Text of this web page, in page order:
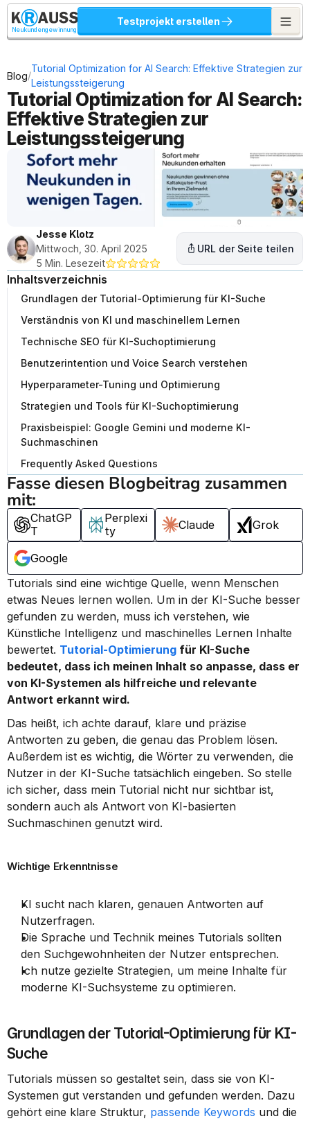
Neukundengewinnung
Testprojekt erstellen
Blog/
Tutorial Optimization for AI Search: Effektive Strategien zur
Leistungssteigerung
Tutorial Optimization for AI Search:
Effektive Strategien zur
Leistungssteigerung
Jesse Klotz
Mittwoch, 30. April 2025
5 Min. Lesezeit
URL der Seite teilen
Inhaltsverzeichnis
Grundlagen der Tutorial-Optimierung für KI-Suche
Verständnis von KI und maschinellem Lernen
Technische SEO für KI-Suchoptimierung
Benutzerintention und Voice Search verstehen
Hyperparameter-Tuning und Optimierung
Strategien und Tools für KI-Suchoptimierung
Praxisbeispiel: Google Gemini und moderne KI-
Suchmaschinen
Frequently Asked Questions
Fasse diesen Blogbeitrag zusammen
mit:
ChatGP
T
Perplexi
ty
Claude Grok
Google
Tutorials sind eine wichtige Quelle, wenn Menschen
etwas Neues lernen wollen. Um in der KI-Suche besser
gefunden zu werden, muss ich verstehen, wie
Künstliche Intelligenz und maschinelles Lernen Inhalte
bewertet. Tutorial-Optimierung für KI-Suche
bedeutet, dass ich meinen Inhalt so anpasse, dass er
von KI-Systemen als hilfreiche und relevante
Antwort erkannt wird.
Das heißt, ich achte darauf, klare und präzise
Antworten zu geben, die genau das Problem lösen.
Außerdem ist es wichtig, die Wörter zu verwenden, die
Nutzer in der KI-Suche tatsächlich eingeben. So stelle
ich sicher, dass mein Tutorial nicht nur sichtbar ist,
sondern auch als Antwort von KI-basierten
Suchmaschinen genutzt wird.
Wichtige Erkenntnisse
KI sucht nach klaren, genauen Antworten auf
Nutzerfragen.
Die Sprache und Technik meines Tutorials sollten
den Suchgewohnheiten der Nutzer entsprechen.
Ich nutze gezielte Strategien, um meine Inhalte für
moderne KI-Suchsysteme zu optimieren.
Grundlagen der Tutorial-Optimierung für KI-
Suche
Tutorials müssen so gestaltet sein, dass sie von KI-
Systemen gut verstanden und gefunden werden. Dazu
gehört eine klare Struktur, passende Keywords und die